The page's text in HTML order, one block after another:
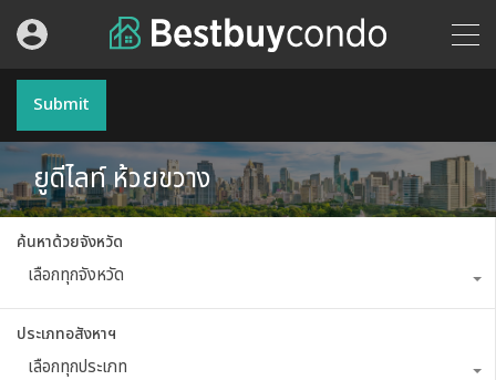
Submit
ยูดีไลท์ ห้วยขวาง
ค้นหาด้วยจังหวัด
เลือกทุกจังหวัด
ประเภทอสังหาฯ
เลือกทุกประเภท